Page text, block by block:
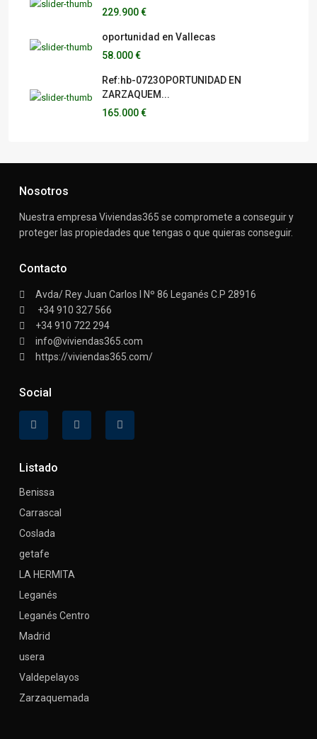
229.900 €
oportunidad en Vallecas
58.000 €
Ref:hb-0723OPORTUNIDAD EN
ZARZAQUEM...
165.000 €
Nosotros
Nuestra empresa Viviendas365 se compromete a conseguir y
proteger las propiedades que tengas o que quieras conseguir.
Contacto
Avda/ Rey Juan Carlos I Nº 86 Leganés C.P 28916
+34 910 327 566
+34 910 722 294
info@viviendas365.com
https://viviendas365.com/
Social
Listado
Benissa
Carrascal
Coslada
getafe
LA HERMITA
Leganés
Leganés Centro
Madrid
usera
Valdepelayos
Zarzaquemada